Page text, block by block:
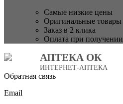
Самые низкие цены
Оригинальные товары
Заказ в 2 клика
Оплата при получении
АПТЕКА ОК
ИНТЕРНЕТ-АПТЕКА
Обратная связь
Email